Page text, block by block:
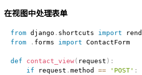
在视图中处理表单
from django . shortcuts import
from
. forms import ContactForm
def contact_view( request ) :
if request . method == 'POST' :